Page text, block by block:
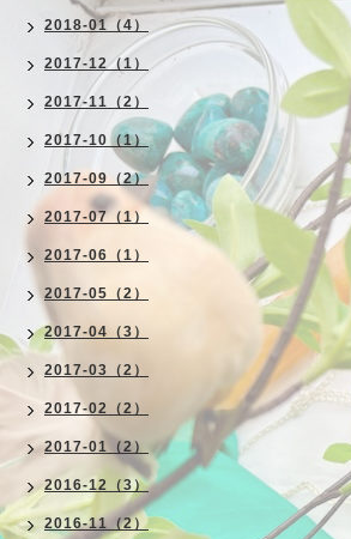
2018-01（4）
2017-12（1）
2017-11（2）
2017-10（1）
2017-09（2）
2017-07（1）
2017-06（1）
2017-05（2）
2017-04（3）
2017-03（2）
2017-02（2）
2017-01（2）
2016-12（3）
2016-11（2）